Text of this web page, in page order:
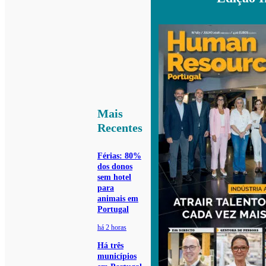
Mais
Recentes
Férias: 80%
dos donos
sem hotel
para
animais em
Portugal
há 2 horas
Há três
municípios